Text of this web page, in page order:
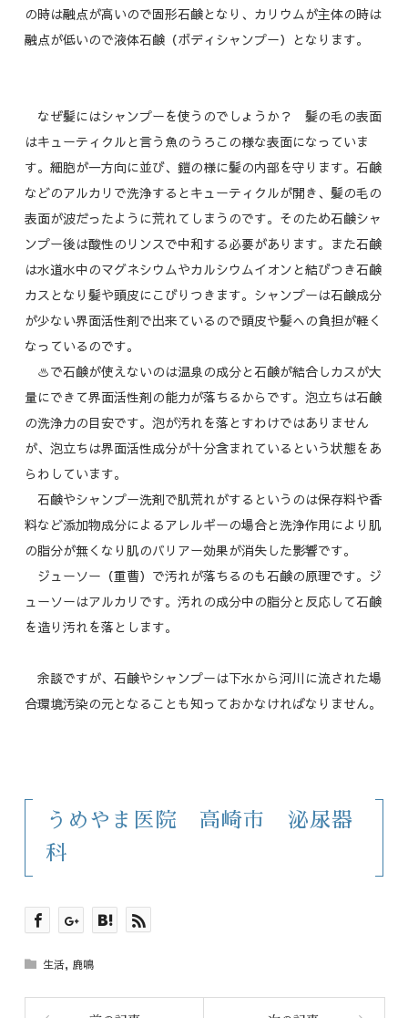
の時は融点が高いので固形石鹸となり、カリウムが主体の時は
融点が低いので液体石鹸（ボディシャンプー）となります。
なぜ髪にはシャンプーを使うのでしょうか？ 髪の毛の表面
はキューティクルと言う魚のうろこの様な表面になっていま
す。細胞が一方向に並び、鎧の様に髪の内部を守ります。石鹸
などのアルカリで洗浄するとキューティクルが開き、髪の毛の
表面が波だったように荒れてしまうのです。そのため石鹸シャ
ンプー後は酸性のリンスで中和する必要があります。また石鹸
は水道水中のマグネシウムやカルシウムイオンと結びつき石鹸
カスとなり髪や頭皮にこびりつきます。シャンプーは石鹸成分
が少ない界面活性剤で出来ているので頭皮や髪への負担が軽く
なっているのです。
♨で石鹸が使えないのは温泉の成分と石鹸が結合しカスが大
量にできて界面活性剤の能力が落ちるからです。泡立ちは石鹸
の洗浄力の目安です。泡が汚れを落とすわけではありません
が、泡立ちは界面活性成分が十分含まれているという状態をあ
らわしています。
石鹸やシャンプー洗剤で肌荒れがするというのは保存料や香
料など添加物成分によるアレルギーの場合と洗浄作用により肌
の脂分が無くなり肌のバリアー効果が消失した影響です。
ジューソー（重曹）で汚れが落ちるのも石鹸の原理です。ジ
ューソーはアルカリです。汚れの成分中の脂分と反応して石鹸
を造り汚れを落とします。
余談ですが、石鹸やシャンプーは下水から河川に流された場
合環境汚染の元となることも知っておかなければなりません。
うめやま医院 高崎市 泌尿器
科
生活, 鹿鳴